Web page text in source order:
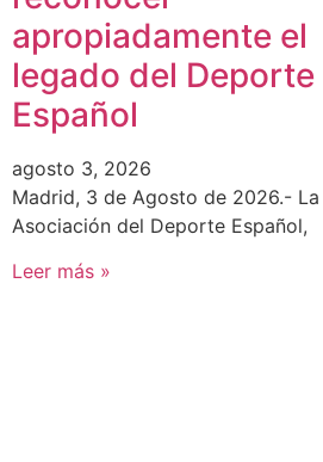
apropiadamente el
legado del Deporte
Español
agosto 3, 2026
Madrid, 3 de Agosto de 2026.- La
Asociación del Deporte Español,
Leer más »